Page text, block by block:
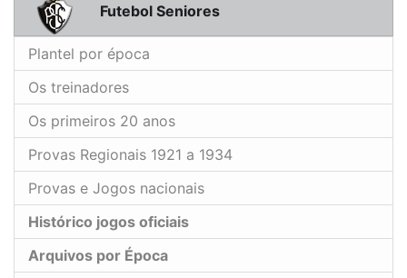
Futebol Seniores
Plantel por época
Os treinadores
Os primeiros 20 anos
Provas Regionais 1921 a 1934
Provas e Jogos nacionais
Histórico jogos oficiais
Arquivos por Época